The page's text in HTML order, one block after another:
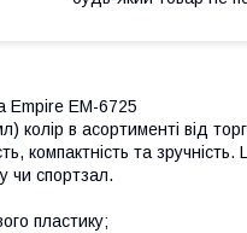
EM-6725
колір в асортименті від
компактність та
чи спортзал.
пластику;